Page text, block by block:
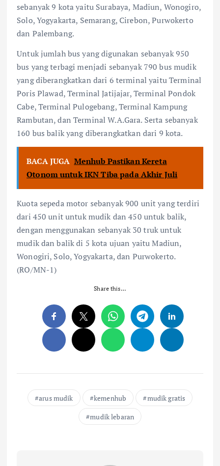
sebanyak 9 kota yaitu Surabaya, Madiun, Wonogiro,
Solo, Yogyakarta, Semarang, Cirebon, Purwokerto
dan Palembang.
Untuk jumlah bus yang digunakan sebanyak 950
bus yang terbagi menjadi sebanyak 790 bus mudik
yang diberangkatkan dari 6 terminal yaitu Terminal
Poris Plawad, Terminal Jatijajar, Terminal Pondok
Cabe, Terminal Pulogebang, Terminal Kampung
Rambutan, dan Terminal W.A.Gara. Serta sebanyak
160 bus balik yang diberangkatkan dari 9 kota.
BACA JUGA Menhub Pastikan Kereta
Otonom untuk IKN Tiba pada Akhir Juli
Kuota sepeda motor sebanyak 900 unit yang terdiri
dari 450 unit untuk mudik dan 450 untuk balik,
dengan menggunakan sebanyak 30 truk untuk
mudik dan balik di 5 kota ujuan yaitu Madiun,
Wonogiri, Solo, Yogyakarta, dan Purwokerto.
(RO/MN-1)
Share this…
arus mudik kemenhub
mudik gratis
mudik lebaran